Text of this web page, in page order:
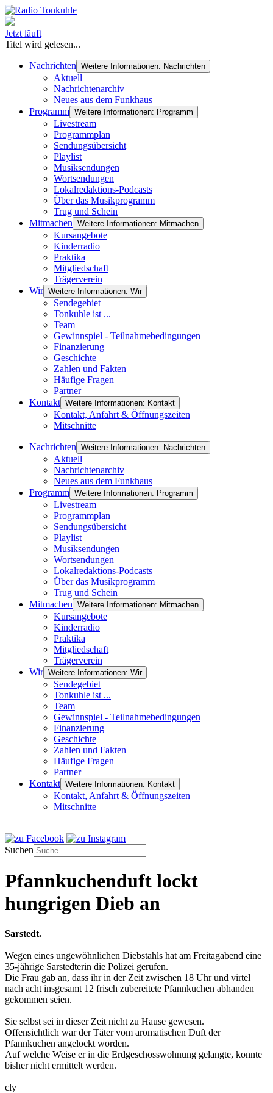
Jetzt läuft
Titel wird gelesen...
Nachrichten Weitere Informationen: Nachrichten
Aktuell
Nachrichtenarchiv
Neues aus dem Funkhaus
Programm Weitere Informationen: Programm
Livestream
Programmplan
Sendungsübersicht
Playlist
Musiksendungen
Wortsendungen
Lokalredaktions-Podcasts
Über das Musikprogramm
Trug und Schein
Mitmachen Weitere Informationen: Mitmachen
Kursangebote
Kinderradio
Praktika
Mitgliedschaft
Trägerverein
Wir Weitere Informationen: Wir
Sendegebiet
Tonkuhle ist ...
Team
Gewinnspiel - Teilnahmebedingungen
Finanzierung
Geschichte
Zahlen und Fakten
Häufige Fragen
Partner
Kontakt Weitere Informationen: Kontakt
Kontakt, Anfahrt & Öffnungszeiten
Mitschnitte
Nachrichten Weitere Informationen: Nachrichten
Aktuell
Nachrichtenarchiv
Neues aus dem Funkhaus
Programm Weitere Informationen: Programm
Livestream
Programmplan
Sendungsübersicht
Playlist
Musiksendungen
Wortsendungen
Lokalredaktions-Podcasts
Über das Musikprogramm
Trug und Schein
Mitmachen Weitere Informationen: Mitmachen
Kursangebote
Kinderradio
Praktika
Mitgliedschaft
Trägerverein
Wir Weitere Informationen: Wir
Sendegebiet
Tonkuhle ist ...
Team
Gewinnspiel - Teilnahmebedingungen
Finanzierung
Geschichte
Zahlen und Fakten
Häufige Fragen
Partner
Kontakt Weitere Informationen: Kontakt
Kontakt, Anfahrt & Öffnungszeiten
Mitschnitte
Suchen
Pfannkuchenduft lockt
hungrigen Dieb an
Sarstedt.
Wegen eines ungewöhnlichen Diebstahls hat am Freitagabend eine
35-jährige Sarstedterin die Polizei gerufen.
Die Frau gab an, dass ihr in der Zeit zwischen 18 Uhr und virtel
nach acht insgesamt 12 frisch zubereitete Pfannkuchen abhanden
gekommen seien.
Sie selbst sei in dieser Zeit nicht zu Hause gewesen.
Offensichtlich war der Täter vom aromatischen Duft der
Pfannkuchen angelockt worden.
Auf welche Weise er in die Erdgeschosswohnung gelangte, konnte
bisher nicht ermittelt werden.
cly